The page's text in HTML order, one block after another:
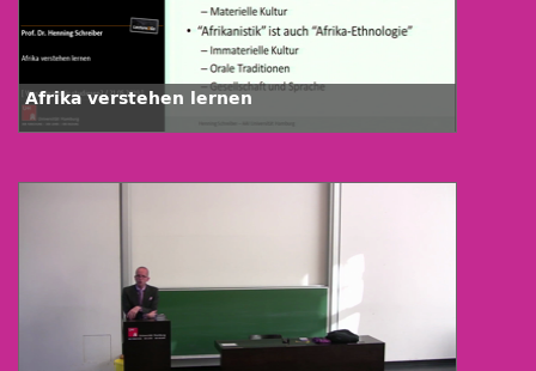
Afrika verstehen lernen